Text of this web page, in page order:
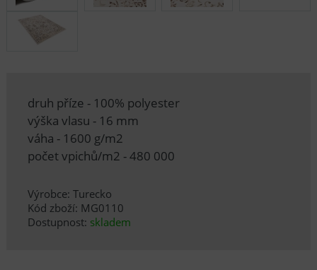
druh příze - 100% polyester
výška vlasu - 16 mm
váha - 1600 g/m2
počet vpichů/m2 - 480 000
Výrobce: Turecko
Kód zboží: MG0110
Dostupnost: skladem